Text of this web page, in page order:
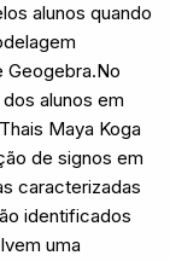
alunos quando
Geogebra.No
alunos em
Maya Koga
de signos em
caracterizadas
identificados
uma